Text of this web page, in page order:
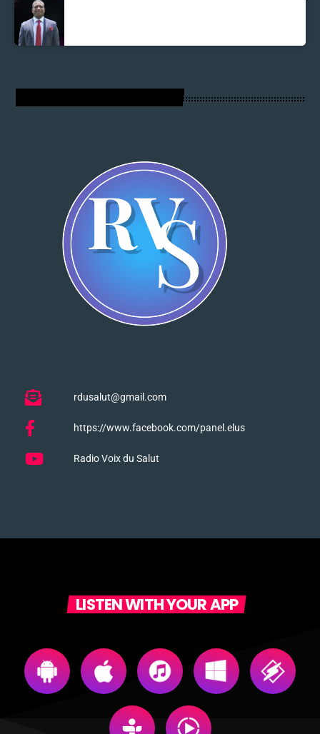
rdusalut@gmail.com
https://www.facebook.com/panel.elus
Radio Voix du Salut
LISTEN WITH YOUR APP